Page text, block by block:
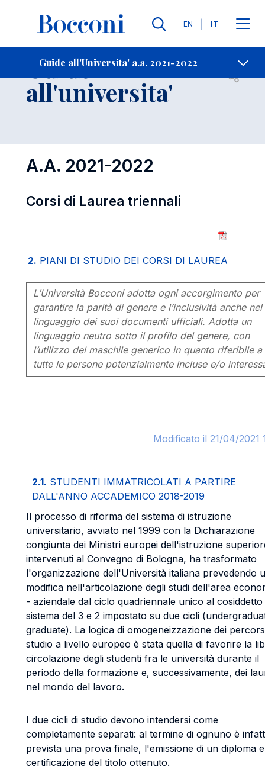
Lingue
EN IT
Guide all'Universita' a.a. 2021-2022
Contatti
Guide
all'universita' Open
A.A. 2021-2022
Corsi di Laurea triennali
2. PIANI DI STUDIO DEI CORSI DI LAUREA
L’Università Bocconi adotta ogni accorgimento per
garantire la parità di genere e l’inclusività anche nel
linguaggio dei suoi documenti ufficiali. Adotta un
linguaggio neutro sotto il profilo del genere, con
l’utilizzo del maschile generico in quanto riferibile a
tutte le persone potenzialmente incluse e/o
Modificato il 21/04/2021
2.1. STUDENTI IMMATRICOLATI A PARTIRE
DALL'ANNO ACCADEMICO 2018-2019
Il processo di riforma del sistema di istruzione
universitario, avviato nel 1999 con la Dichiarazione
congiunta dei Ministri europei dell'istruzione
intervenuti al Convegno di Bologna, ha trasformato
l'organizzazione dell'Università italiana prevedendo
modifica nell'articolazione degli studi dell'area
- aziendale dal ciclo quadriennale unico al cosiddetto
sistema del 3 e 2 impostato su due cicli
graduate). La logica di omogeneizzazione dei
studio a livello europeo è stata quella di favorire la
circolazione degli studenti fra le università durante il
periodo della formazione e, successivamente, dei
nel mondo del lavoro.
I due cicli di studio devono intendersi come
completamente separati: al termine di ognuno è
prevista una prova finale, l'emissione di un diploma
certificazione del titolo ottenuto.